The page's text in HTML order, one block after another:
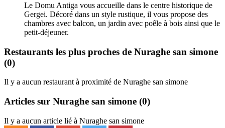
Le Domu Antiga vous accueille dans le centre historique de
Gergei. Décoré dans un style rustique, il vous propose des
chambres avec balcon, un jardin avec poêle à bois ainsi que le
petit-déjeuner.
Restaurants les plus proches de Nuraghe san simone
(0)
Il y a aucun restaurant à proximité de Nuraghe san simone
Articles sur Nuraghe san simone (0)
Il y a aucun article lié à Nuraghe san simone